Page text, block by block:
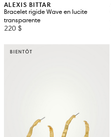
ALEXIS BITTAR
Bracelet rigide Wave en lucite
transparente
220 $
BIENTÔT